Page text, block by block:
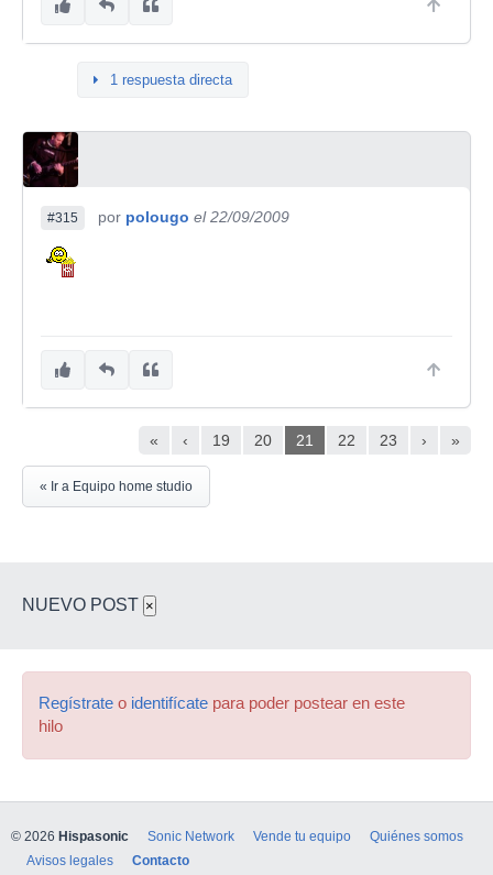
1 respuesta directa
#315 por polougo el 22/09/2009
« ‹ 19 20 21 22 23 › »
« Ir a Equipo home studio
NUEVO POST ×
Regístrate o identifícate para poder postear en este
hilo
© 2026 Hispasonic Sonic Network Vende tu equipo
Quiénes somos
Avisos legales
Contacto